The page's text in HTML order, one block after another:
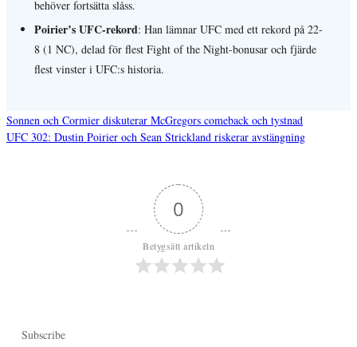
behöver fortsätta slåss.
Poirier’s UFC-rekord: Han lämnar UFC med ett rekord på 22-
8 (1 NC), delad för flest Fight of the Night-bonusar och fjärde
flest vinster i UFC:s historia.
Sonnen och Cormier diskuterar McGregors comeback och tystnad
UFC 302: Dustin Poirier och Sean Strickland riskerar avstängning
0
Betygsätt artikeln
Subscribe